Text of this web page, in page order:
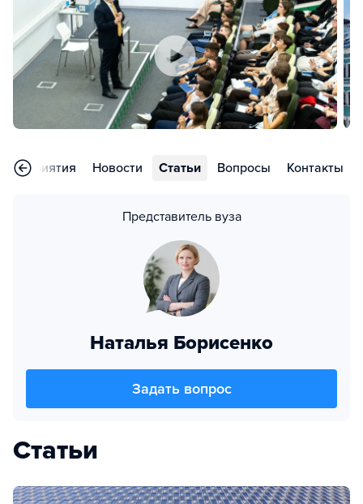
Новости Статьи Вопросы Контакты
Представитель вуза
Наталья Борисенко
Задать вопрос
Статьи